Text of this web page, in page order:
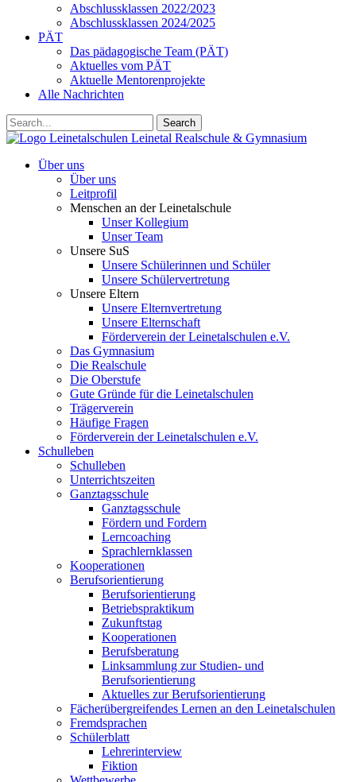
Abschlussklassen 2022/2023
Abschlussklassen 2024/2025
PÄT
Das pädagogische Team (PÄT)
Aktuelles vom PÄT
Aktuelle Mentorenprojekte
Alle Nachrichten
Search
Leinetalschulen Leinetal Realschule & Gymnasium
Über uns
Über uns
Leitprofil
Menschen an der Leinetalschule
Unser Kollegium
Unser Team
Unsere SuS
Unsere Schülerinnen und Schüler
Unsere Schülervertretung
Unsere Eltern
Unsere Elternvertretung
Unsere Elternschaft
Förderverein der Leinetalschulen e.V.
Das Gymnasium
Die Realschule
Die Oberstufe
Gute Gründe für die Leinetalschulen
Trägerverein
Häufige Fragen
Förderverein der Leinetalschulen e.V.
Schulleben
Schulleben
Unterrichtszeiten
Ganztagsschule
Ganztagsschule
Fördern und Fordern
Lerncoaching
Sprachlernklassen
Kooperationen
Berufsorientierung
Berufsorientierung
Betriebspraktikum
Zukunftstag
Kooperationen
Berufsberatung
Linksammlung zur Studien- und
Berufsorientierung
Aktuelles zur Berufsorientierung
Fächerübergreifendes Lernen an den Leinetalschulen
Fremdsprachen
Schülerblatt
Lehrerinterview
Fiktion